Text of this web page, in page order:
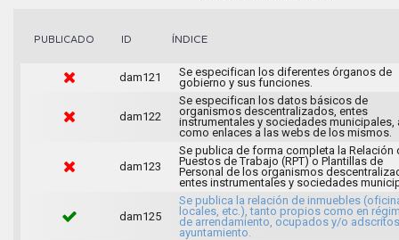
PUBLICADO ID ÍNDICE
dam121
Se especifican los diferentes órganos de
gobierno y sus funciones.
dam122
Se especifican los datos básicos de
organismos descentralizados, entes
instrumentales y sociedades municipales,
como enlaces a las webs de los mismos.
dam123
Se publica de forma completa la Relación
Puestos de Trabajo (RPT) o Plantillas de
Personal de los organismos
entes instrumentales y sociedades
dam125
Se publica la relación de inmuebles
locales, etc.), tanto propios como en
de arrendamiento, ocupados y/o
ayuntamiento.